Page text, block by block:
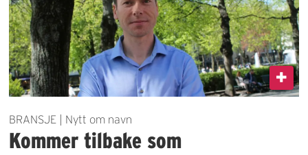
BRANSJE | Nytt om navn
Kommer tilbake som